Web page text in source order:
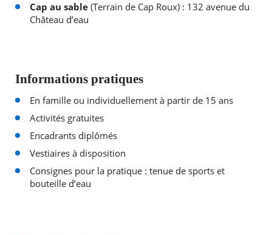
Cap au sable(Terrain de Cap Roux) : 132 avenue du
Château d’eau
Informations pratiques
En famille ou individuellement à partir de 15 ans
Activités gratuites
Encadrants diplômés
Vestiaires à disposition
Consignes pour la pratique : tenue de sports et
bouteille d’eau